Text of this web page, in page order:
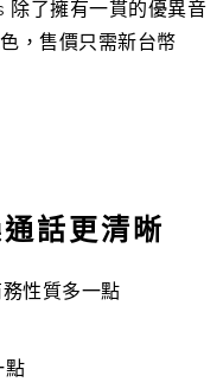
了擁有一貫的優異音
，售價只需新台幣
話更清晰
性質多一點
點